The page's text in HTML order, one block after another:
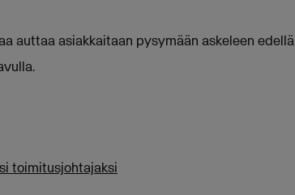
auttaa asiakkaitaan pysymään askeleen edellä
toimitusjohtajaksi